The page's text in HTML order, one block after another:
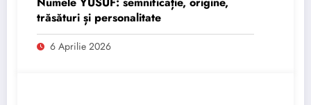
trăsături și personalitate
6 Aprilie 2026